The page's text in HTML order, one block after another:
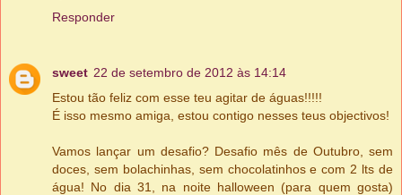
Responder
sweet 22 de setembro de 2012 às 14:14
Estou tão feliz com esse teu agitar de águas!!!!!
É isso mesmo amiga, estou contigo nesses teus objectivos!
Vamos lançar um desafio? Desafio mês de Outubro, sem
doces, sem bolachinhas, sem chocolatinhos e com 2 lts de
água! No dia 31, na noite halloween (para quem gosta)